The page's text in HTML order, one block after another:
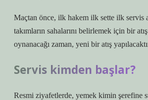
Maçtan önce, ilk hakem ilk sette ilk servis
takımların sahalarını belirlemek için bir
oynanacağı zaman, yeni bir atış
Servis kimden başlar?
Resmi ziyafetlerde, yemek kimin şerefine